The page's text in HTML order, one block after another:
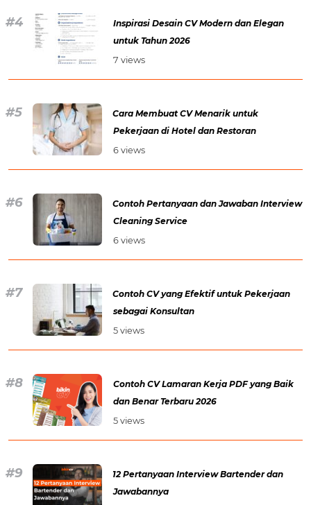
Inspirasi Desain CV Modern dan Elegan
untuk Tahun 2026
7 views
Cara Membuat CV Menarik untuk
Pekerjaan di Hotel dan Restoran
6 views
Contoh Pertanyaan dan Jawaban Interview
Cleaning Service
6 views
Contoh CV yang Efektif untuk Pekerjaan
sebagai Konsultan
5 views
Contoh CV Lamaran Kerja PDF yang Baik
dan Benar Terbaru 2026
5 views
12 Pertanyaan Interview Bartender dan
Jawabannya